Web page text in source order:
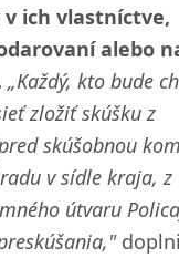
ich vlastníctve,
alebo
„Každý, kto bude
zložiť skúšku z
skúšobnou
v sídle kraja, z
útvaru